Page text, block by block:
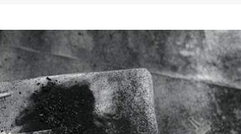
Norte
Sur
Santa Cruz | La Laguna
ESCÉNICAS
CULTURA
GASTRONOMÍA
INFANTIL
SALAS Y AUDITORIOS
ESPACIOS CULTURALES
NOCHE
LOCALES CON ACTUACIONES